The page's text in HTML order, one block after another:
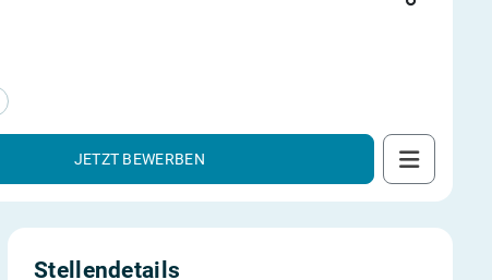
JETZT BEWERBEN
Stellendetails